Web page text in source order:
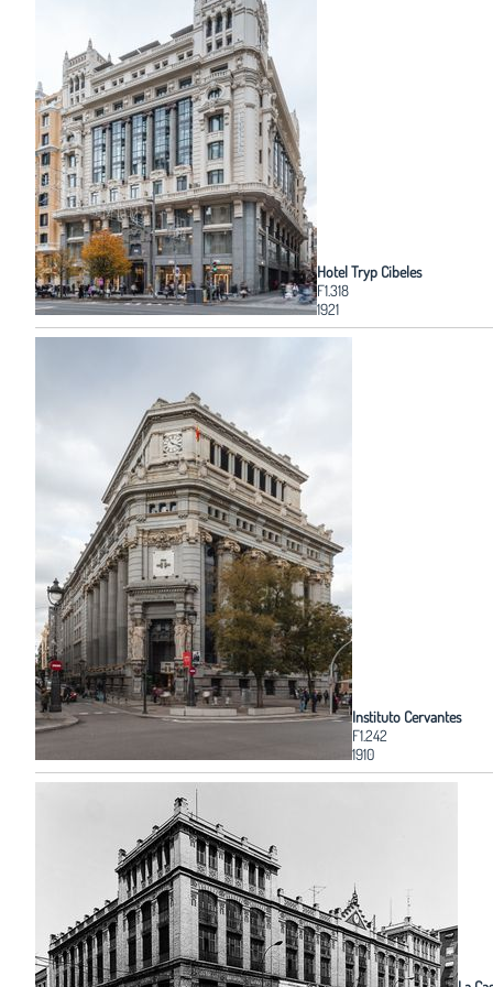
Hotel Tryp Cibeles
F1.318
1921
Instituto Cervantes
F1.242
1910